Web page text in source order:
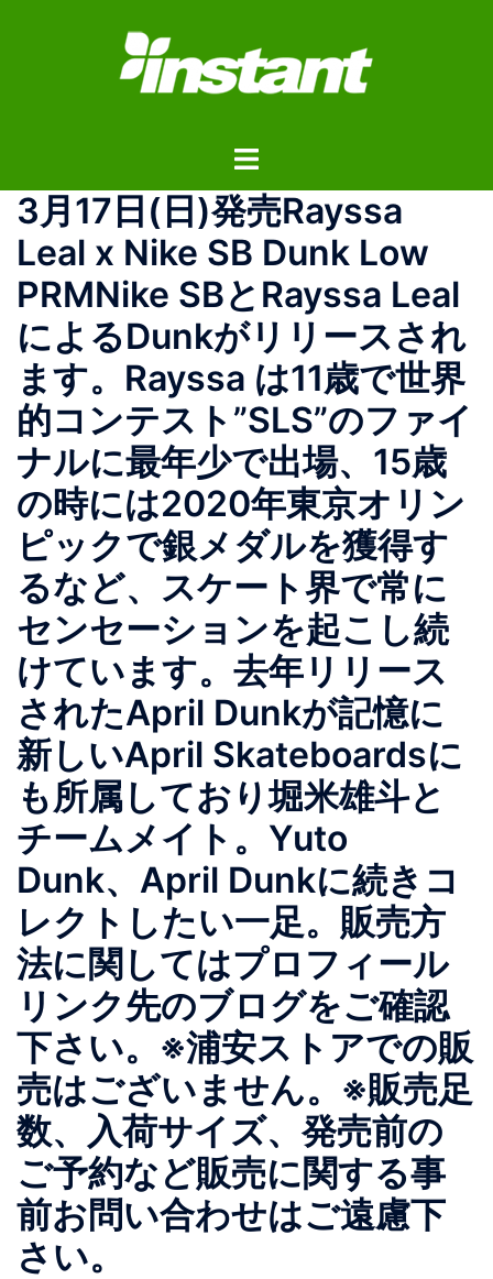
ス
ト
ル
メ
ニ
ュ
ー
3月17日(日)発売Rayssa
Leal x Nike SB Dunk Low
PRMNike SBとRayssa Leal
によるDunkがリリースされ
ます。Rayssa は11歳で世界
的コンテスト”SLS”のファイ
ナルに最年少で出場、15歳
の時には2020年東京オリン
ピックで銀メダルを獲得す
るなど、スケート界で常に
センセーションを起こし続
けています。去年リリース
されたApril Dunkが記憶に
新しいApril Skateboardsに
も所属しており堀米雄斗と
チームメイト。Yuto
Dunk、April Dunkに続きコ
レクトしたい一足。販売方
法に関してはプロフィール
リンク先のブログをご確認
下さい。※浦安ストアでの販
売はございません。※販売足
数、入荷サイズ、発売前の
ご予約など販売に関する事
前お問い合わせはご遠慮下
さい。